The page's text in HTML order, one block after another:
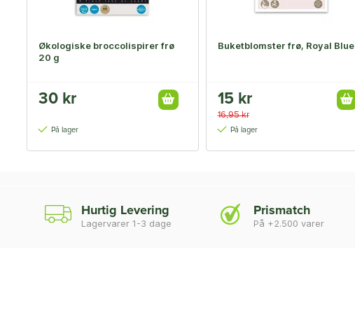
Økologiske broccolispirer frø
20 g
30 kr
På lager
Buketblomster frø, Royal Blue
15 kr
16,95 kr
På lager
Hurtig Levering
Lagervarer 1-3 dage
Prismatch
På +2.500 varer